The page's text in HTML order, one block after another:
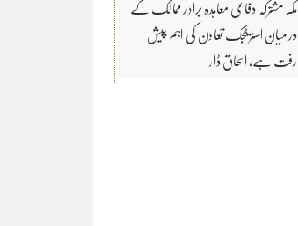
مکہ مشترکہ دفاعی معاہدہ برادر ممالک کے
درمیان اسٹریٹجک تعاون کی اہم پیش
رفت ہے، اسحاق ڈار